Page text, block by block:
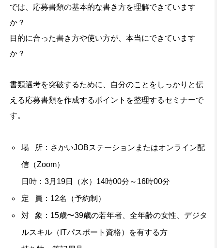
では、応募書類の基本的な書き方を理解できています
か？
目的に合った書き方や使い方が、本当にできています
か？
書類選考を突破するために、自分のことをしっかりと伝
える応募書類を作成するポイントを整理するセミナーで
す。
場 所：さかいJOBステーションまたはオンライン配
信（Zoom）
日時：3月19日（水）14時00分～16時00分
定 員：12名（予約制）
対 象：15歳〜39歳の若年者、全年齢の女性、デジタ
ルスキル（ITパスポート資格）を有する方